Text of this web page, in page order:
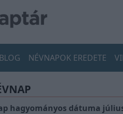
BLOG NÉVNAPOK EREDETE
hagyományos dátuma